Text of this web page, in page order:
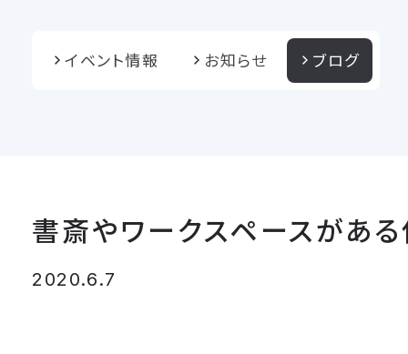
イベント情報 お知らせ ブログ
書斎やワークスペースがあ
2020.6.7